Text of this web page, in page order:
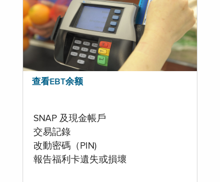
查看EBT余额
SNAP 及現金帳戶
交易記錄
改動密碼（PIN)
報告福利卡遺失或損壞